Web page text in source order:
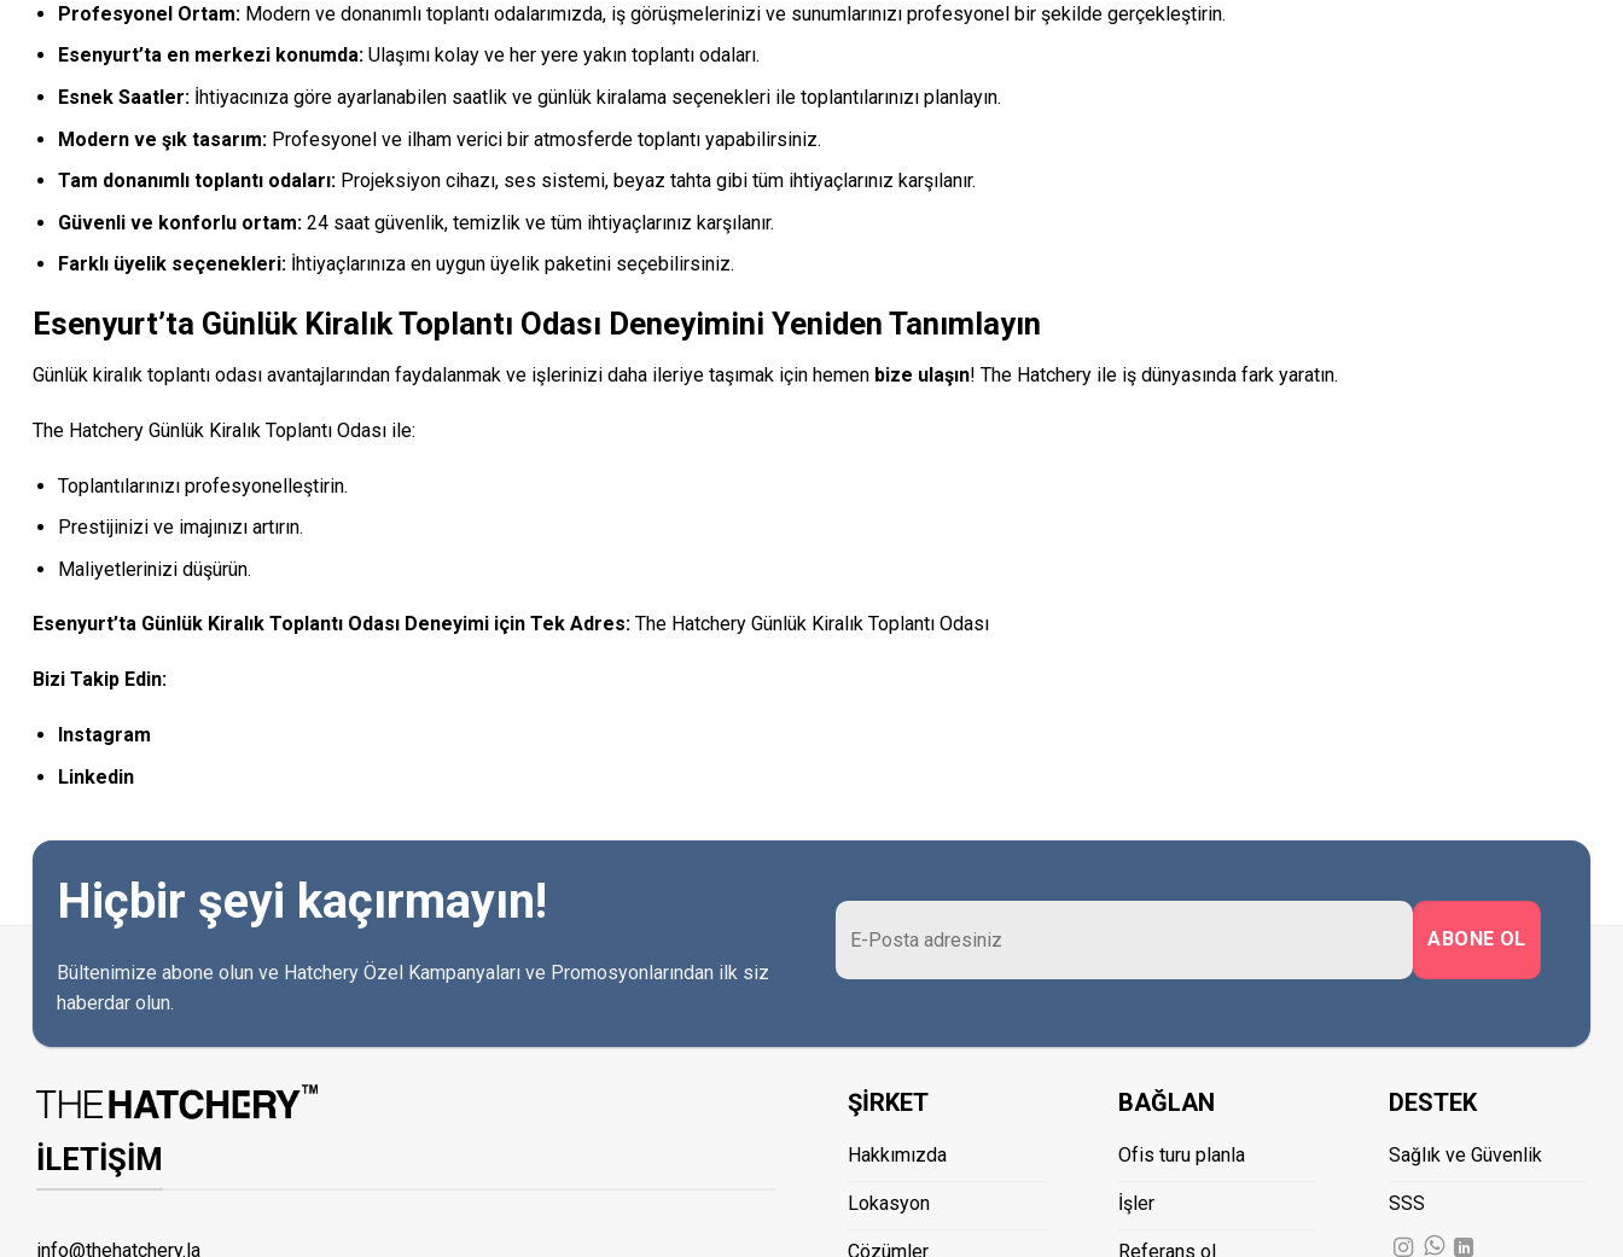
Profesyonel Ortam:Modern ve donanımlı toplantı odalarımızda, iş görüşmelerinizi ve sunumlarınızı profesyonel bir şekilde gerçekleştirin.
Esenyurt’ta en merkezi konumda:Ulaşımı kolay ve her yere yakın toplantı odaları.
Esnek Saatler:İhtiyacınıza göre ayarlanabilen saatlik ve günlük kiralama seçenekleri ile toplantılarınızı planlayın.
Modern ve şık tasarım:Profesyonel ve ilham verici bir atmosferde toplantı yapabilirsiniz.
Tam donanımlı toplantı odaları:Projeksiyon cihazı, ses sistemi, beyaz tahta gibi tüm ihtiyaçlarınız karşılanır.
Güvenli ve konforlu ortam:24 saat güvenlik, temizlik ve tüm ihtiyaçlarınız karşılanır.
Farklı üyelik seçenekleri:İhtiyaçlarınıza en uygun üyelik paketini seçebilirsiniz.
Esenyurt’ta Günlük Kiralık Toplantı Odası Deneyimini Yeniden Tanımlayın
Günlük kiralık toplantı odası avantajlarından faydalanmak ve işlerinizi daha ileriye taşımak için hemen bize ulaşın! The Hatchery ile iş dünyasında fark yaratın.
The Hatchery Günlük Kiralık Toplantı Odası ile:
Toplantılarınızı profesyonelleştirin.
Prestijinizi ve imajınızı artırın.
Maliyetlerinizi düşürün.
Esenyurt’ta Günlük Kiralık Toplantı Odası Deneyimi için Tek Adres: The Hatchery Günlük Kiralık Toplantı Odası
Bizi Takip Edin:
Instagram
Linkedin
Hiçbir şeyi kaçırmayın!
Bültenimize abone olun ve Hatchery Özel Kampanyaları ve Promosyonlarından ilk siz
haberdar olun.
İLETİŞİM
info@thehatchery.la
ŞİRKET
Hakkımızda
Lokasyon
Çözümler
BAĞLAN
Ofis turu planla
İşler
Referans ol
DESTEK
Sağlık ve Güvenlik
SSS